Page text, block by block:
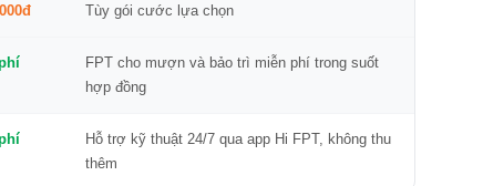
Tùy gói cước lựa chọn
FPT cho mượn và bảo trì miễn phí trong suốt
hợp đồng
Hỗ trợ kỹ thuật 24/7 qua app Hi FPT, không thu
thêm